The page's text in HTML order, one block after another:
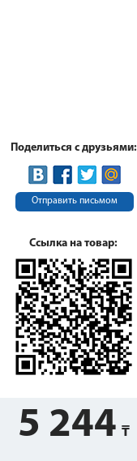
Поделиться с друзьями:
Отправить письмом
Ссылка на товар:
5 244